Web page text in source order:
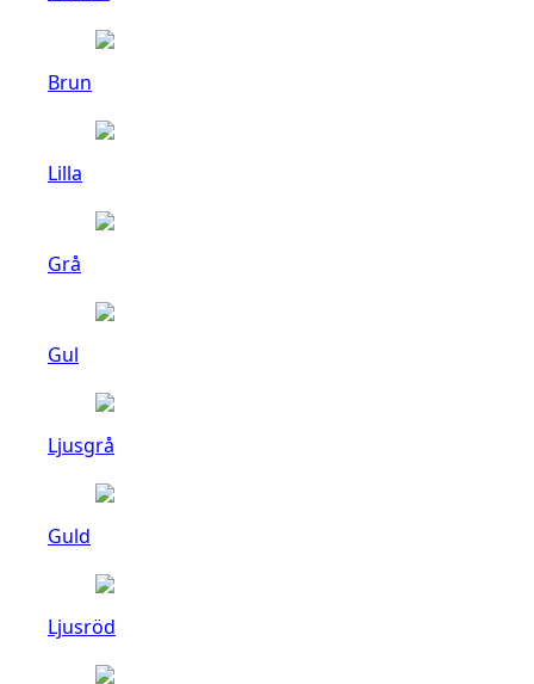
Brun
Lilla
Grå
Gul
Ljusgrå
Guld
Ljusröd